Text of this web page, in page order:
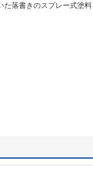
た落書きのスプレー式塗料